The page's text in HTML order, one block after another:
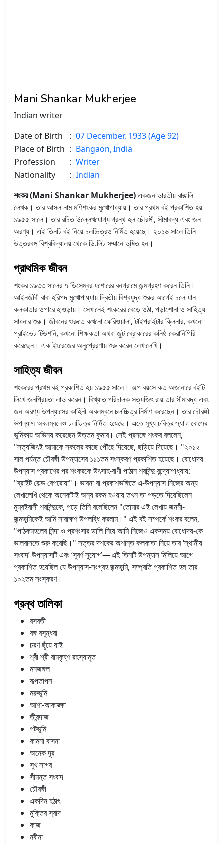
Mani Shankar Mukherjee
Indian writer
Date of Birth
: 07 December, 1933 (Age 92)
Place of Birth : Bangaon, India
Profession
: Writer
Nationality
: Indian
শংকর (Mani Shankar Mukherjee)একজন ভারতীয় বাঙালি
লেখক। তার আসল নাম মণিশংকর মুখোপাধ্যায়। তার প্রথম বই প্রকাশিত হয়
১৯৫৫ সালে। তার রচিত উল্লেখযোগ্য গ্রন্থ হল চৌরঙ্গী, সীমাবদ্ধ এবং জন
অরণ্য। এই তিনটি বই নিয়ে চলচ্চিত্রও নির্মিত হয়েছে। ২০১৬ সালে তিনি
উত্তরবঙ্গ বিশ্ববিদ্যালয় থেকে ডি.লিট সম্মানে ভূষিত হন।
প্রাথমিক জীবন
শংকর ১৯৩৩ সালের ৭ ডিসেম্বর যশোরের বনগ্রামে জন্মগ্রহণ করেন তিনি।
আইনজীবী বাবা হরিপদ মুখোপাধ্যায় দ্বিতীয় বিশ্বযুদ্ধ শুরুর আগেই চলে যান
কলকাতার ওপারে হাওড়ায়। সেখানেই শংকরের বেড়ে ওঠা, পড়াশোনা ও সাহিত্য
সাধনার শুরু। জীবনের শুরুতে কখনো ফেরিওয়ালা, টাইপরাইটার ক্লিনার, কখনো
প্রাইভেট টিউশনি, কখনো শিক্ষকতা অথবা জুট ব্রোকারের কনিষ্ঠ কেরানিগিরি
করেছেন। এক ইংরেজের অনুপ্রেরণায় শুরু করেন লেখালেখি।
সাহিত্য জীবন
শংকরের প্রথম বই প্রকাশিত হয় ১৯৫৫ সালে। অল্প বয়সে কত অজানারে বইটি
লিখে জনপ্রিয়তা লাভ করেন। বিখ্যাত পরিচালক সত্যজিৎ রায় তার সীমাবদ্ধ এবং
জন অরণ্য উপন্যাসের কাহিনী অবলম্বনে চলচ্চিত্র নির্মাণ করেছেন। তার চৌরঙ্গী
উপন্যাস অবলম্বনেও চলচ্চিত্র নির্মিত হয়েছে। এতে মুখ্য চরিত্র স্যাটা বোসের
ভূমিকায় অভিনয় করেছেন উত্তম কুমার। সেই প্রসঙ্গে শংকর বললেন,
"সত্যজিৎই আমাকে সকলের কাছে পৌঁছে দিয়েছে, ছড়িয়ে দিয়েছে। "২০১২
সাল পর্যন্ত চৌরঙ্গী উপন্যাসের ১১১তম সংস্করণ প্রকাশিত হয়েছে। বোধোদয়
উপন্যাস প্রকাশের পর শংকরকে উৎসাহ-বাণী পাঠান শরদিন্দু বন্দ্যোপাধ্যায়:
"ব্রাইট বোল্ড বেপরোয়া"। ভাবনা বা প্রকাশভঙ্গিতে এ-উপন্যাস নিজের অন্য
লেখালেখি থেকে অনেকটাই অন্য রকম হওয়ায় তখন তা পড়তে দিয়েছিলেন
মুম্বইবাসী শরদিন্দুকে, পড়ে তিনি বলেছিলেন "তোমার এই লেখায় জননী-
জন্মভূমিকেই আমি সারাক্ষণ উপলব্ধি করলাম।" এই বই সম্পর্কে শংকর বলেন,
"পাঠকমহলের নিন্দা ও প্রশংসার ডালি নিয়ে আমি নিজেও একসময় বোধোদয়-কে
ভালবাসতে শুরু করেছি।" সত্তর দশকের অশান্ত কলকাতা নিয়ে তার ‘স্থানীয়
সংবাদ’ উপন্যাসটি এবং ‘সুবর্ণ সুযোগ’— এই তিনটি উপন্যাস মিলিয়ে আগে
প্রকাশিত হয়েছিল যে উপন্যাস-সংগ্রহ জন্মভূমি, সম্প্রতি প্রকাশিত হল তার
১০২তম সংস্করণ।
গ্রন্থ তালিকা
রসবতী
বঙ্গ বসুন্ধরা
চরণ ছুঁয়ে যাই
শ্রী শ্রী রামকৃষ্ণ রহস্যামৃত
মনজঙ্গল
রূপতাপস
মরুভূমি
আশা-আকাঙ্ক্ষা
তীরন্দাজ
পটভূমি
কামনা বাসনা
অনেক দূর
সুখ সাগর
সীমন্ত সংবাদ
চৌরঙ্গী
একদিন হঠাৎ
মুক্তির স্বাদ
কাজ
নবীনা